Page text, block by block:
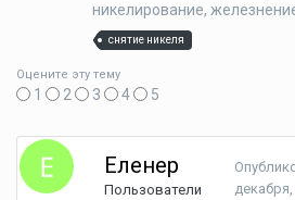
никелирование,
снятие никеля
Оцените эту тему
1 2 3 4 5
Еленер
Пользователи